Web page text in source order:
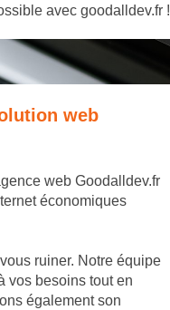
avec goodalldev.fr !
web
web Goodalldev.fr
économiques
ruiner. Notre équipe
vos besoins tout en
également son